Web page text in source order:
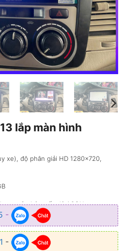
lắp màn hình
xe), độ phân giải HD 1280×720,
8 nhân, tốc độ 1.8GHz
diện thân thiện
tùy chỉnh âm thanh vòm
-
-